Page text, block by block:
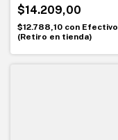
maderas oscuras
$14.209,00
$12.788,10 con Efectivo
(Retiro en tienda)